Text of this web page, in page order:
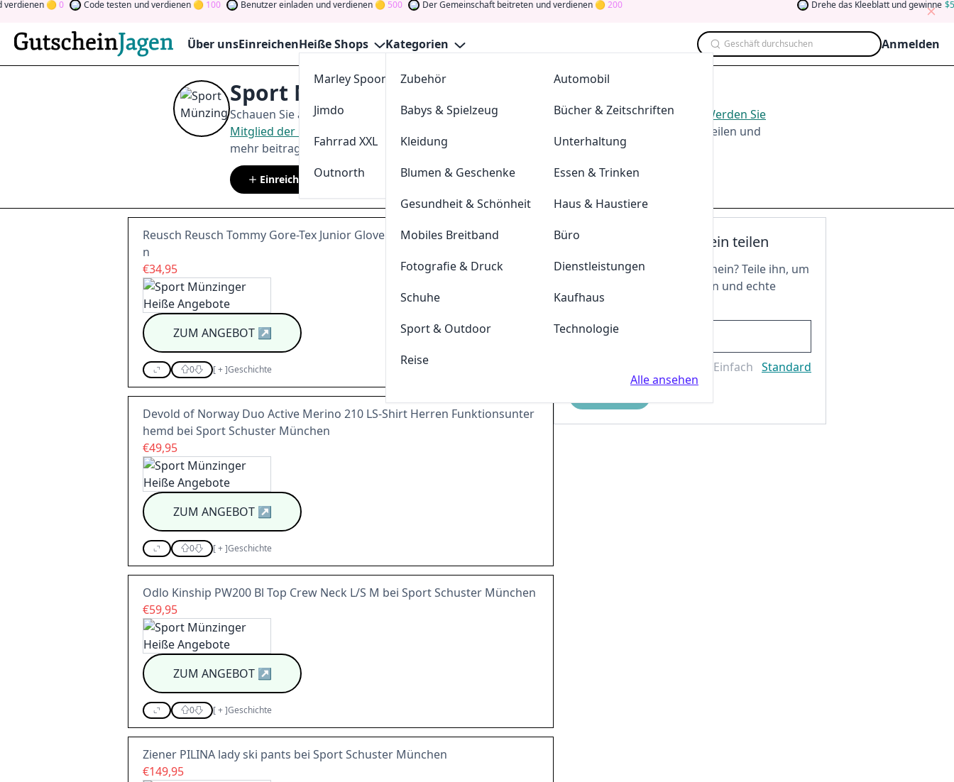
0 Code testen und verdienen 100 Benutzer einladen und verdienen 500 Der Gemeinschaft beitreten und verdienen 200 Drehe das Kleeblatt und gewinne 5
Über unsEinreichenHeiße Shops
Marley Spoon
Jimdo
sportdeal24
Fahrrad XXL
Outnorth
Parkettkaiser
Kategorien
Zubehör
Automobil
Babys & Spielzeug
Bücher & Zeitschriften
Kleidung
Unterhaltung
Blumen & Geschenke
Essen & Trinken
Gesundheit & Schönheit
Haus & Haustiere
Mobiles Breitband
Büro
Fotografie & Druck
Dienstleistungen
Schuhe
Kaufhaus
Sport & Outdoor
Technologie
Reise
Alle ansehen
Geschäft durchsuchen Anmelden
Sport Münzinger Gutscheine August 2026
Schauen Sie aufGutscheinJagenfür die bestenSport Münzinger-Angebote imAug. 2026
Werden Sie
Mitglied der Community
und verdienen Sie Tokens, indem Sie durch Abstimmen, Testen, Teilen und
mehr beitragen. Drehen Sie den Glücksklee und gewinnen Sie Geld
Einreichen sport-muenzinger.de
Reusch Reusch Tommy Gore-Tex Junior Glove bei Sport Schuster Münche
n
€34,95
ZUM ANGEBOT↗
0 [+]Geschichte
Devold of Norway Duo Active Merino 210 LS-Shirt Herren Funktionsunter
hemd bei Sport Schuster München
€49,95
ZUM ANGEBOT↗
0 [+]Geschichte
Odlo Kinship PW200 Bl Top Crew Neck L/S M bei Sport Schuster München
€59,95
ZUM ANGEBOT↗
0 [+]Geschichte
Ziener PILINA lady ski pants bei Sport Schuster München
€149,95
Deinen Gutschein teilen
Hast du einen tollen Gutschein? Teile ihn, um
Token freizuschalten und echte
Geldprämien zu genießen!
Einfach Standard